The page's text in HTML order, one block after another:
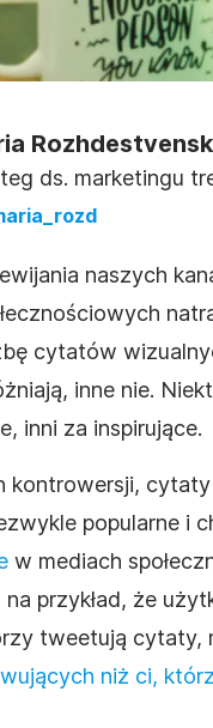
ds. marketingu
naszych
cytatów
inne nie.
inni za inspirujące.
kontrowersji,
popularne i
w mediach
przykład, że
tweetują cytaty,
niż ci,